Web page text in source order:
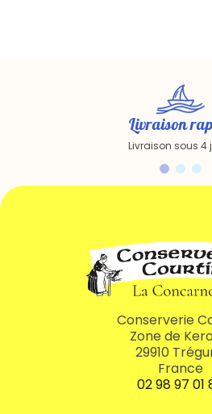
Livraison
Livraison sous 4
Conserverie
Zone de
29910
France
02 98 97 01